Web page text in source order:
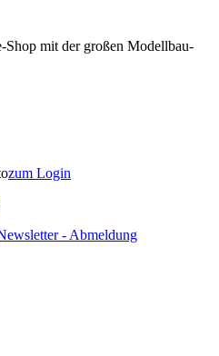
Shop mit der großen Modellbau-
zum Login
- Abmeldung